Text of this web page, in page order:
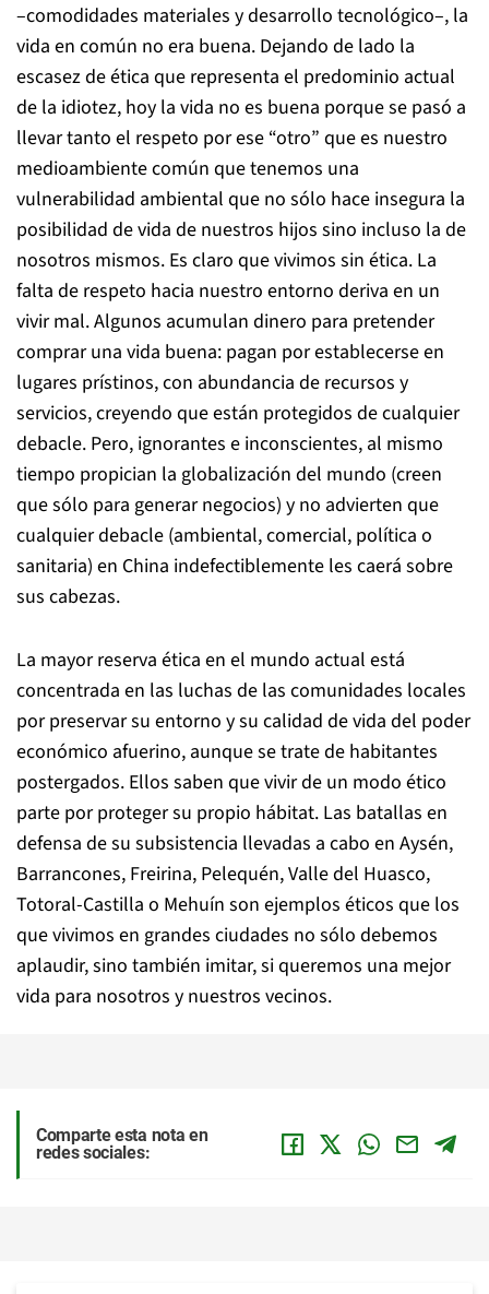
–comodidades materiales y desarrollo tecnológico–, la
vida en común no era buena. Dejando de lado la
escasez de ética que representa el predominio actual
de la idiotez, hoy la vida no es buena porque se pasó a
llevar tanto el respeto por ese “otro” que es nuestro
medioambiente común que tenemos una
vulnerabilidad ambiental que no sólo hace insegura la
posibilidad de vida de nuestros hijos sino incluso la de
nosotros mismos. Es claro que vivimos sin ética. La
falta de respeto hacia nuestro entorno deriva en un
vivir mal. Algunos acumulan dinero para pretender
comprar una vida buena: pagan por establecerse en
lugares prístinos, con abundancia de recursos y
servicios, creyendo que están protegidos de cualquier
debacle. Pero, ignorantes e inconscientes, al mismo
tiempo propician la globalización del mundo (creen
que sólo para generar negocios) y no advierten que
cualquier debacle (ambiental, comercial, política o
sanitaria) en China indefectiblemente les caerá sobre
sus cabezas.
La mayor reserva ética en el mundo actual está
concentrada en las luchas de las comunidades locales
por preservar su entorno y su calidad de vida del poder
económico afuerino, aunque se trate de habitantes
postergados. Ellos saben que vivir de un modo ético
parte por proteger su propio hábitat. Las batallas en
defensa de su subsistencia llevadas a cabo en Aysén,
Barrancones, Freirina, Pelequén, Valle del Huasco,
Totoral-Castilla o Mehuín son ejemplos éticos que los
que vivimos en grandes ciudades no sólo debemos
aplaudir, sino también imitar, si queremos una mejor
vida para nosotros y nuestros vecinos.
Comparte esta nota en
redes sociales: